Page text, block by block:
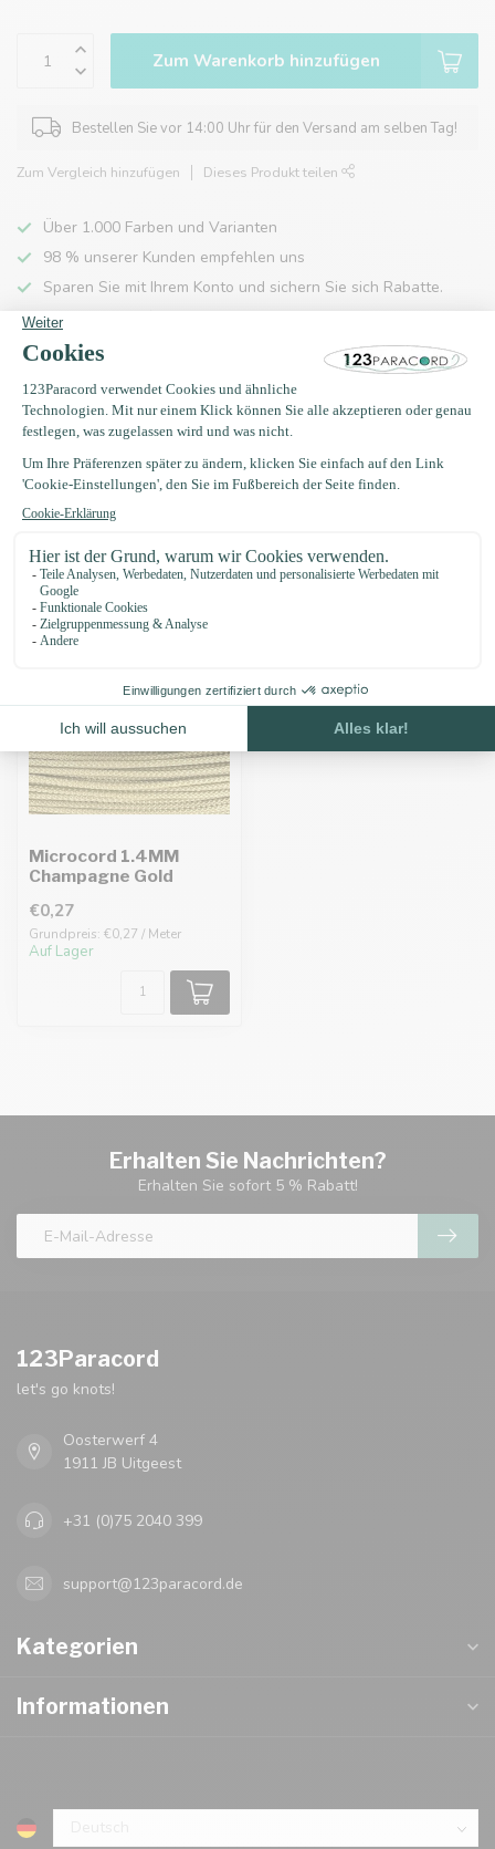
Zum Warenkorb hinzufügen
Bestellen Sie vor 14:00 Uhr für den Versand am selben Tag!
Zum Vergleich hinzufügen Dieses Produkt teilen
Über 1.000 Farben und Varianten
98 % unserer Kunden empfehlen uns
Sparen Sie mit Ihrem Konto und sichern Sie sich Rabatte.
Kostenlose Lieferung nach Hause ab 150 €
Produktbeschreibung
Zuletzt angesehen
Microcord 1.4MM
Champagne Gold
€0,27
Grundpreis: €0,27 / Meter
Auf Lager
Erhalten Sie Nachrichten?
Erhalten Sie sofort 5 % Rabatt!
123Paracord
let's go knots!
Oosterwerf 4
1911 JB Uitgeest
+31 (0)75 2040 399
support@123paracord.de
Kategorien
Informationen